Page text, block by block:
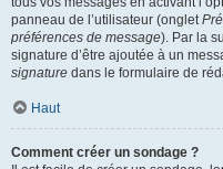
panneau de l’utilisateur (onglet
préférences de message). Par la
signature d’être ajoutée à un
signature dans le formulaire de
Haut
Comment créer un sondage ?